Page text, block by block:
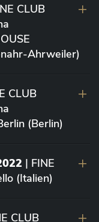
CLUB
Ahrweiler)
CLUB
(Berlin)
| FINE
(Italien)
CLUB